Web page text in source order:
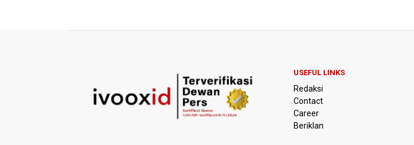
USEFUL LINKS
Redaksi
Contact
Career
Beriklan